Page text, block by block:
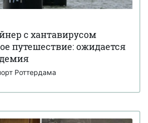
с хантавирусом
путешествие: ожидается
Роттердама